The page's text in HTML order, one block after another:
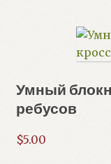
Умный
ребусов
$5.00